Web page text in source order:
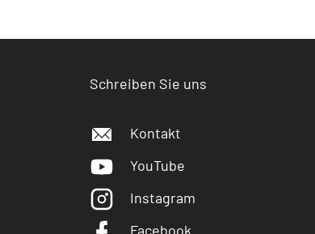
Schreiben Sie uns
Kontakt
YouTube
Instagram
Facebook